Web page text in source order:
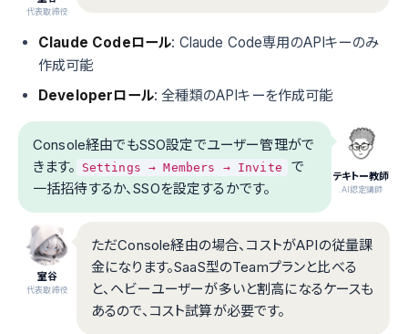
代表取締役
Claude Codeロール: Claude Code専用のAPIキーのみ
作成可能
Developerロール: 全種類のAPIキーを作成可能
テキトー教師
.AI認定講師
Console経由でもSSO設定でユーザー管理がで
きます。
Settings → Members → Invite
で
一括招待するか、SSOを設定するかです。
室谷
代表取締役
ただConsole経由の場合、コストがAPIの従量課
金になります。SaaS型のTeamプランと比べる
と、ヘビーユーザーが多いと割高になるケースも
あるので、コスト試算が必要です。